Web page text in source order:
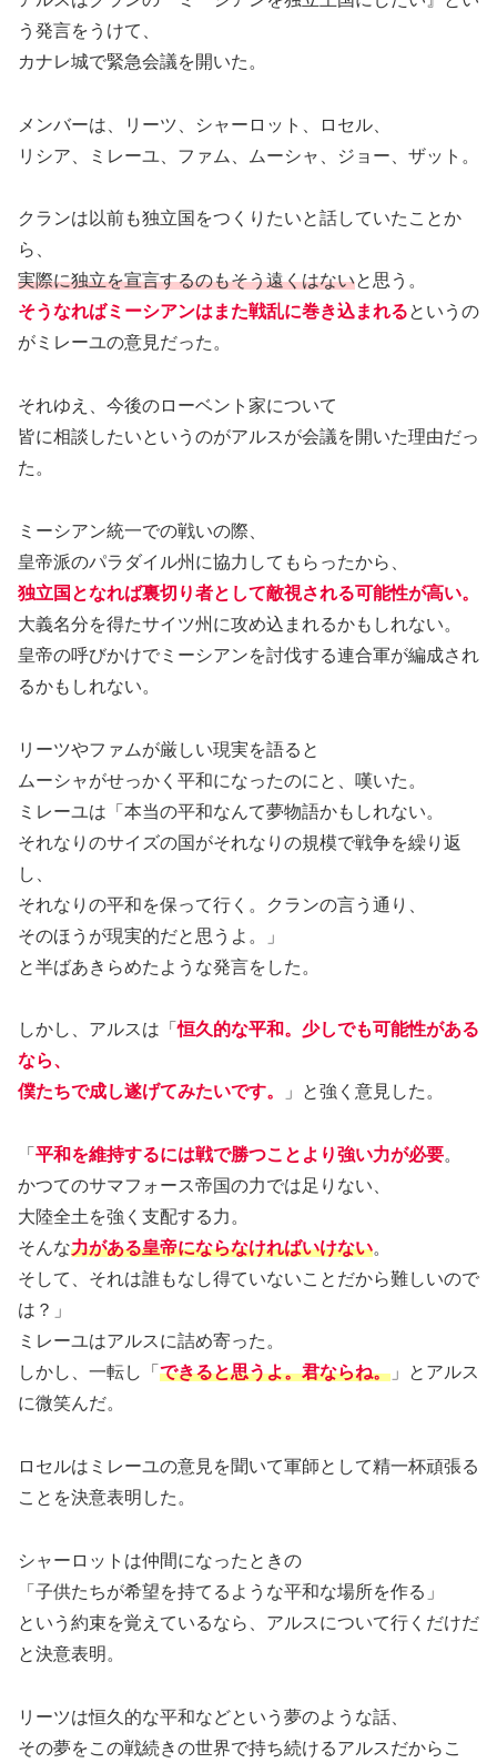
う発言をうけて、
カナレ城で緊急会議を開いた。
メンバーは、リーツ、シャーロット、ロセル、
リシア、ミレーユ、ファム、ムーシャ、ジョー、ザット。
クランは以前も独立国をつくりたいと話していたことか
ら、
実際に独立を宣言するのもそう遠くはないと思う。
そうなればミーシアンはまた戦乱に巻き込まれるというの
がミレーユの意見だった。
それゆえ、今後のローベント家について
皆に相談したいというのがアルスが会議を開いた理由だっ
た。
ミーシアン統一での戦いの際、
皇帝派のパラダイル州に協力してもらったから、
独立国となれば裏切り者として敵視される可能性が高い。
大義名分を得たサイツ州に攻め込まれるかもしれない。
皇帝の呼びかけでミーシアンを討伐する連合軍が編成され
るかもしれない。
リーツやファムが厳しい現実を語ると
ムーシャがせっかく平和になったのにと、嘆いた。
ミレーユは「本当の平和なんて夢物語かもしれない。
それなりのサイズの国がそれなりの規模で戦争を繰り返
し、
それなりの平和を保って行く。クランの言う通り、
そのほうが現実的だと思うよ。」
と半ばあきらめたような発言をした。
しかし、アルスは「恒久的な平和。少しでも可能性がある
なら、
僕たちで成し遂げてみたいです。
」と強く意見した。
「 平和を維持するには戦で勝つことより強い力が必要。
かつてのサマフォース帝国の力では足りない、
大陸全土を強く支配する力。
そんな力がある皇帝にならなければいけない。
そして、それは誰もなし得ていないことだから難しいので
は？」
ミレーユはアルスに詰め寄った。
しかし、一転し「 できると思うよ。君ならね。 」とアルス
に微笑んだ。
ロセルはミレーユの意見を聞いて軍師として精一杯頑張る
ことを決意表明した。
シャーロットは仲間になったときの
「子供たちが希望を持てるような平和な場所を作る」
という約束を覚えているなら、アルスについて行くだけだ
と決意表明。
リーツは恒久的な平和などという夢のような話、
その夢をこの戦続きの世界で持ち続けるアルスだからこ